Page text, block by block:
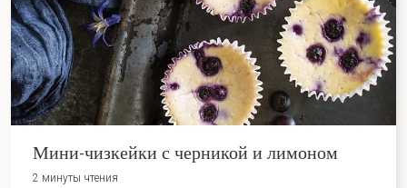
Мини-чизкейки с черникой и лимоном
2 минуты чтения